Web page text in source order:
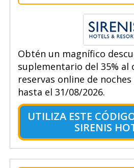
Obtén un magnífico
suplementario del 35%
reservas online de
hasta el 31/08/2026.
UTILIZA ESTE
SIRENIS